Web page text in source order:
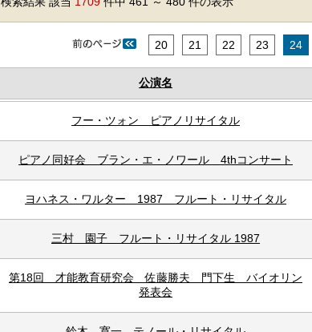
20 21 22 23 24
公演名
フー・ツォン ピアノリサイタル
ピアノ同好会 ブラン・エ・ノワール 4thコンサート
ヨハネス・ワルター 1987 フルート・リサイタル
三村 園子 フルート・リサイタル 1987
第18回 才能教育研究会 佐藤勝夫 門下生 バイオリン
発表会